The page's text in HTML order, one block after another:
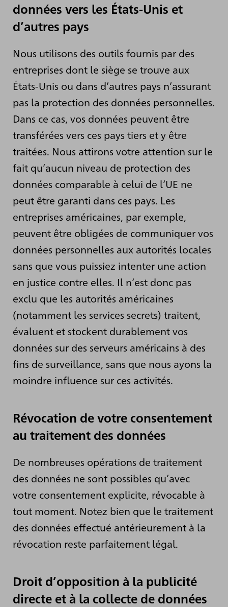
données vers les États-Unis et
d’autres pays
Nous utilisons des outils fournis par des
entreprises dont le siège se trouve aux
États-Unis ou dans d’autres pays n’assurant
pas la protection des données personnelles.
Dans ce cas, vos données peuvent être
transférées vers ces pays tiers et y être
traitées. Nous attirons votre attention sur le
fait qu’aucun niveau de protection des
données comparable à celui de l’UE ne
peut être garanti dans ces pays. Les
entreprises américaines, par exemple,
peuvent être obligées de communiquer vos
données personnelles aux autorités locales
sans que vous puissiez intenter une action
en justice contre elles. Il n’est donc pas
exclu que les autorités américaines
(notamment les services secrets) traitent,
évaluent et stockent durablement vos
données sur des serveurs américains à des
fins de surveillance, sans que nous ayons la
moindre influence sur ces activités.
Révocation de votre consentement
au traitement des données
De nombreuses opérations de traitement
des données ne sont possibles qu’avec
votre consentement explicite, révocable à
tout moment. Notez bien que le traitement
des données effectué antérieurement à la
révocation reste parfaitement légal.
Droit d’opposition à la publicité
directe et à la collecte de données